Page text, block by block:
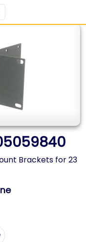
Brackets for 23